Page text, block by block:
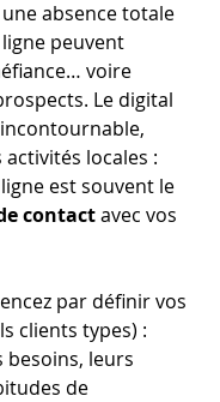
absence totale
peuvent
voire
Le digital
locales :
est souvent le
contact avec vos
par définir vos
clients types) :
besoins, leurs
de